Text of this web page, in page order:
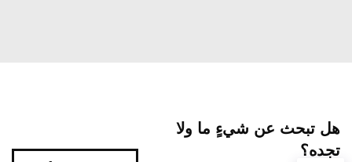
هل تبحث عن شيءٍ ما ولا
تجده؟